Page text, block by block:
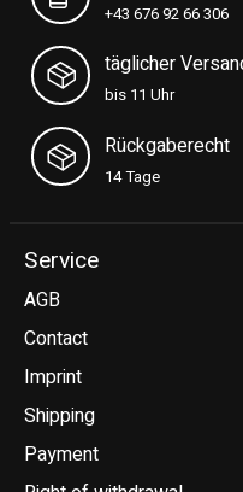
+43 676 92 66 306
täglicher
bis 11 Uhr
Rückgaberecht
14 Tage
Service
AGB
Contact
Imprint
Shipping
Payment